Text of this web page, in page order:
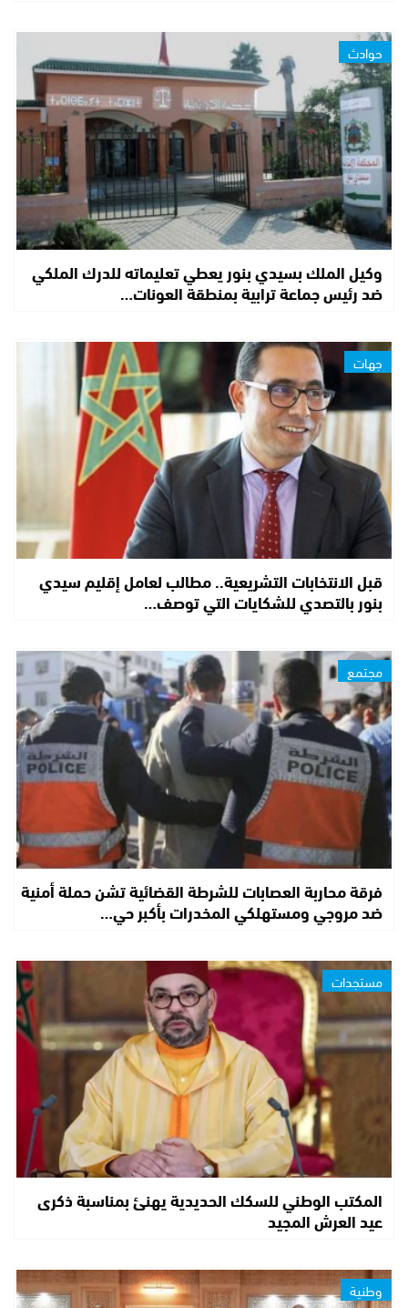
حوادث
وكيل الملك بسيدي بنور يعطي تعليماته للدرك الملكي
ضد رئيس جماعة ترابية بمنطقة العونات…
جهات
قبل الانتخابات التشريعية.. مطالب لعامل إقليم سيدي
بنور بالتصدي للشكايات التي توصف…
مجتمع
فرقة محاربة العصابات للشرطة القضائية تشن حملة أمنية
ضد مروجي ومستهلكي المخدرات بأكبر حي…
مستجدات
المكتب الوطني للسكك الحديدية يهنئ بمناسبة ذكرى
عيد العرش المجيد
وطنية